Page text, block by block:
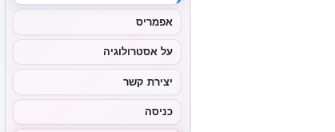
אפמריס
על אסטרולוגיה
יצירת קשר
כניסה